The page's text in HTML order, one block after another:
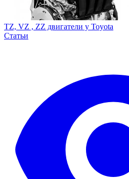
TZ, VZ , ZZ двигатели у Toyota
Статьи